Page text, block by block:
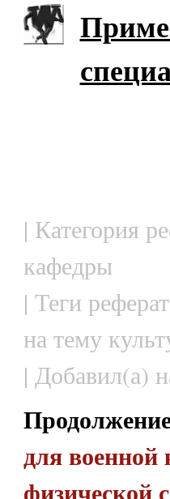
| Категория
кафедры
| Теги
на тему
| Добавил(а)
для
физической